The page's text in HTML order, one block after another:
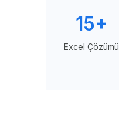
15+
Excel Çözümü